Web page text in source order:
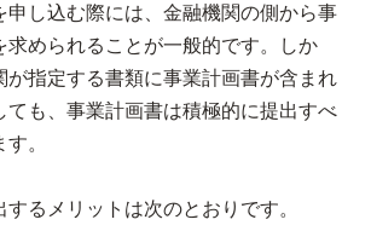
申し込む際には、金融機関の側から事
求められることが一般的です。しか
が指定する書類に事業計画書が含まれ
ても、事業計画書は積極的に提出すべ
。
るメリットは次のとおりです。